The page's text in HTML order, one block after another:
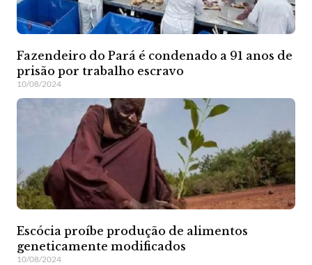
Fazendeiro do Pará é condenado a 91 anos de
prisão por trabalho escravo
10/08/2024
Escócia proíbe produção de alimentos
geneticamente modificados
10/08/2024